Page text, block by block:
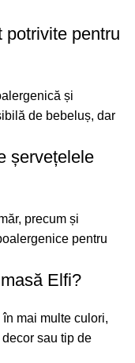
potrivite pentru
și
de bebeluș, dar
șervețelele
precum și
pentru
Elfi?
mai multe culori,
sau tip de